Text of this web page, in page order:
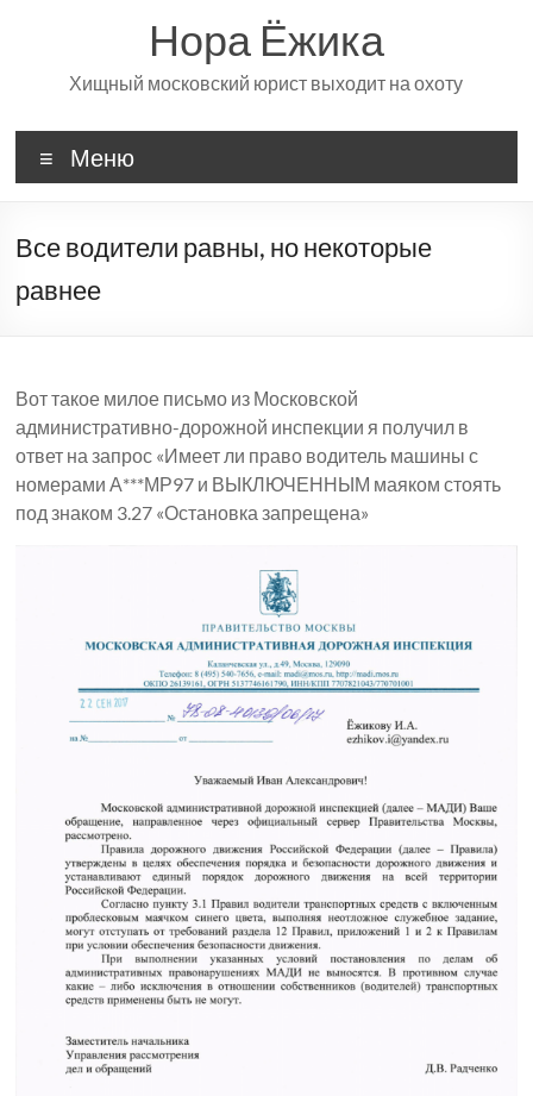
Нора Ёжика
Хищный московский юрист выходит на охоту
Меню
Все водители равны, но некоторые
равнее
Вот такое милое письмо из Московской
административно-дорожной инспекции я получил в
ответ на запрос «Имеет ли право водитель машины с
номерами А***МР97 и ВЫКЛЮЧЕННЫМ маяком стоять
под знаком 3.27 «Остановка запрещена»